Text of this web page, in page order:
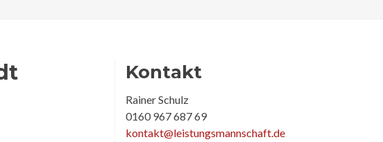
Kontakt
Rainer Schulz
0160 967 687 69
kontakt@leistungsmannschaft.de